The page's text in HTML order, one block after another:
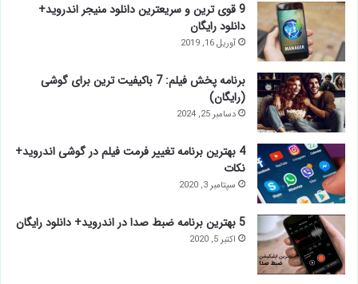
9 قوی ترین و سریعترین دانلود منیجر اندروید+
دانلود رایگان
آوریل 16, 2019
برنامه پخش فیلم: 7 باکیفیت ترین برای گوشی
(رایگان)
دسامبر 25, 2024
4 بهترین برنامه تغییر فرمت فیلم در گوشی اندروید+
نکات
سپتامبر 3, 2020
5 بهترین برنامه ضبط صدا در اندروید+ دانلود رایگان
اکتبر 5, 2020